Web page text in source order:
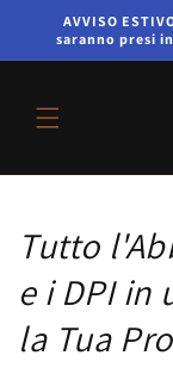
AVVISO
saranno presi
Tutto
e i DPI in
la Tua